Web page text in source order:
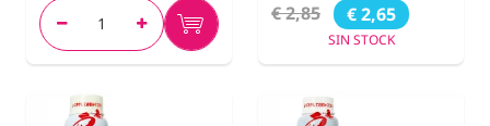
€ 2,85 € 2,65
SIN STOCK